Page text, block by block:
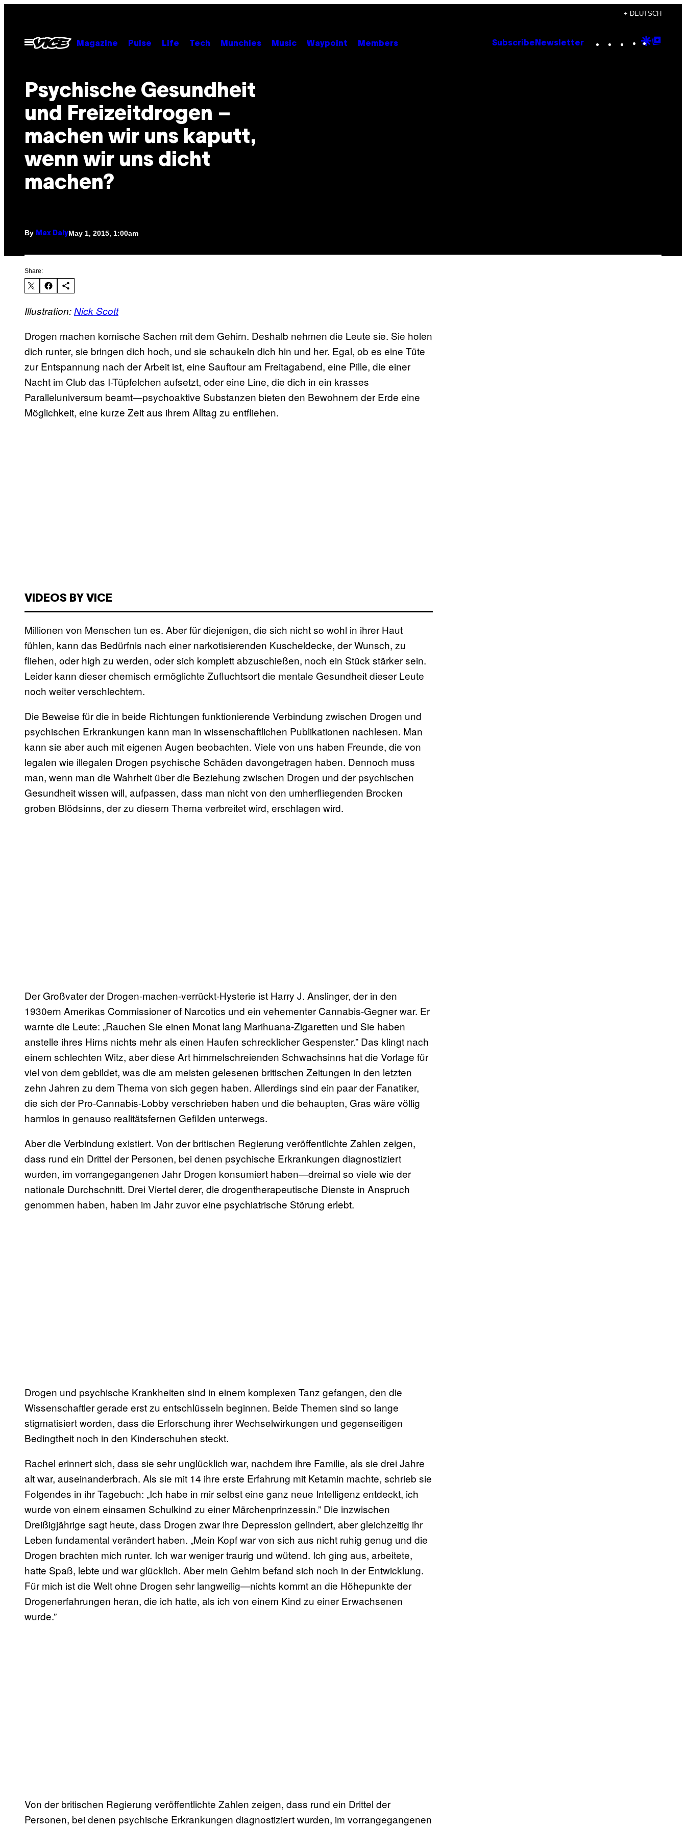
content
+ DEUTSCH
Open
Menu
Magazine Pulse Life Tech Munchies Music Waypoint Members Subscribe Newsletter Instagram
TikTok
YouTube
Google
Psychische Gesundheit
und Freizeitdrogen –
machen wir uns kaputt,
wenn wir uns dicht
machen?
By Max DalyMay 1, 2015, 1:00am
Share:
Illustration:Nick Scott
Drogen machen komische Sachen mit dem Gehirn. Deshalb nehmen die Leute sie. Sie holen
dich runter, sie bringen dich hoch, und sie schaukeln dich hin und her. Egal, ob es eine Tüte
zur Entspannung nach der Arbeit ist, eine Sauftour am Freitagabend, eine Pille, die einer
Nacht im Club das I-Tüpfelchen aufsetzt, oder eine Line, die dich in ein krasses
Paralleluniversum beamt—psychoaktive Substanzen bieten den Bewohnern der Erde eine
Möglichkeit, eine kurze Zeit aus ihrem Alltag zu entfliehen.
VIDEOS BY VICE
Millionen von Menschen tun es. Aber für diejenigen, die sich nicht so wohl in ihrer Haut
fühlen, kann das Bedürfnis nach einer narkotisierenden Kuscheldecke, der Wunsch, zu
fliehen, oder high zu werden, oder sich komplett abzuschießen, noch ein Stück stärker sein.
Leider kann dieser chemisch ermöglichte Zufluchtsort die mentale Gesundheit dieser Leute
noch weiter verschlechtern.
Die Beweise für die in beide Richtungen funktionierende Verbindung zwischen Drogen und
psychischen Erkrankungen kann man in wissenschaftlichen Publikationen nachlesen. Man
kann sie aber auch mit eigenen Augen beobachten. Viele von uns haben Freunde, die von
legalen wie illegalen Drogen psychische Schäden davongetragen haben. Dennoch muss
man, wenn man die Wahrheit über die Beziehung zwischen Drogen und der psychischen
Gesundheit wissen will, aufpassen, dass man nicht von den umherfliegenden Brocken
groben Blödsinns, der zu diesem Thema verbreitet wird, erschlagen wird.
Der Großvater der Drogen-machen-verrückt-Hysterie ist Harry J. Anslinger, der in den
1930ern Amerikas Commissioner of Narcotics und ein vehementer Cannabis-Gegner war. Er
warnte die Leute: „Rauchen Sie einen Monat lang Marihuana-Zigaretten und Sie haben
anstelle ihres Hirns nichts mehr als einen Haufen schrecklicher Gespenster.” Das klingt nach
einem schlechten Witz, aber diese Art himmelschreienden Schwachsinns hat die Vorlage für
viel von dem gebildet, was die am meisten gelesenen britischen Zeitungen in den letzten
zehn Jahren zu dem Thema von sich gegen haben. Allerdings sind ein paar der Fanatiker,
die sich der Pro-Cannabis-Lobby verschrieben haben und die behaupten, Gras wäre völlig
harmlos in genauso realitätsfernen Gefilden unterwegs.
Aber die Verbindung existiert. Von der britischen Regierung veröffentlichte Zahlen zeigen,
dass rund ein Drittel der Personen, bei denen psychische Erkrankungen diagnostiziert
wurden, im vorrangegangenen Jahr Drogen konsumiert haben—dreimal so viele wie der
nationale Durchschnitt. Drei Viertel derer, die drogentherapeutische Dienste in Anspruch
genommen haben, haben im Jahr zuvor eine psychiatrische Störung erlebt.
Drogen und psychische Krankheiten sind in einem komplexen Tanz gefangen, den die
Wissenschaftler gerade erst zu entschlüsseln beginnen. Beide Themen sind so lange
stigmatisiert worden, dass die Erforschung ihrer Wechselwirkungen und gegenseitigen
Bedingtheit noch in den Kinderschuhen steckt.
Rachel erinnert sich, dass sie sehr unglücklich war, nachdem ihre Familie, als sie drei Jahre
alt war, auseinanderbrach. Als sie mit 14 ihre erste Erfahrung mit Ketamin machte, schrieb sie
Folgendes in ihr Tagebuch: „Ich habe in mir selbst eine ganz neue Intelligenz entdeckt, ich
wurde von einem einsamen Schulkind zu einer Märchenprinzessin.” Die inzwischen
Dreißigjährige sagt heute, dass Drogen zwar ihre Depression gelindert, aber gleichzeitig ihr
Leben fundamental verändert haben. „Mein Kopf war von sich aus nicht ruhig genug und die
Drogen brachten mich runter. Ich war weniger traurig und wütend. Ich ging aus, arbeitete,
hatte Spaß, lebte und war glücklich. Aber mein Gehirn befand sich noch in der Entwicklung.
Für mich ist die Welt ohne Drogen sehr langweilig—nichts kommt an die Höhepunkte der
Drogenerfahrungen heran, die ich hatte, als ich von einem Kind zu einer Erwachsenen
wurde.”
Von der britischen Regierung veröffentlichte Zahlen zeigen, dass rund ein Drittel der
Personen, bei denen psychische Erkrankungen diagnostiziert wurden, im vorrangegangenen